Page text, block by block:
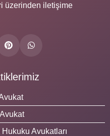
üzerinden iletişime
Avukatları